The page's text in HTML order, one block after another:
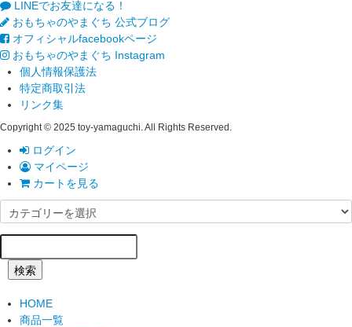
LINEでお友達になる！
おもちゃのやまぐち 公式ブログ
オフィシャルfacebookページ
おもちゃのやまぐち Instagram
個人情報保護法
特定商取引法
リンク集
Copyright © 2025 toy-yamaguchi. All Rights Reserved.
ログイン
マイページ
カートを見る
検索
HOME
商品一覧